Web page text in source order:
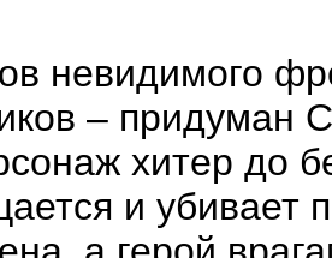
невидимого
– придуман
хитер до
и убивает